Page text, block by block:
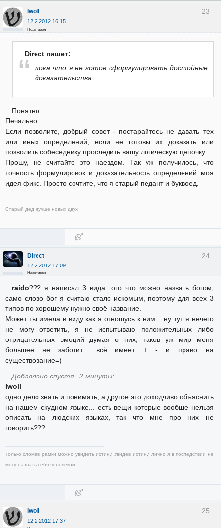
23
Iwoll
12.2.2012 16:15
Неактивен
Direct пишет:
пока что я не готов сформулировать достойные
доказательства
Понятно.
Печально.
Если позволите, добрый совет - постарайтесь не давать тех
или иных определений, если не готовы их доказать или
позволить собеседнику проследить вашу логическую цепочку.
Прошу, не считайте это наездом. Так уж получилось, что
точность формулировок и доказательность определений моя
идея фикс. Просто сочтите, что я старый педант и буквоед.
Старый дед лучше новых двух
24
Direct
12.2.2012 17:09
Неактивен
raido??? я написал 3 вида того что можно назвать богом,
само слово бог я считаю стало искомым, поэтому для всех 3
типов по хорошему нужно своё название.
Может ты имела в виду как я отношусь к ним... ну тут я нечего
не могу ответить, я не испытываю положительных либо
отрицательных эмоций думая о них, таков уж мир меня
большее не заботит... всё имеет + - и право на
существование=)
Добавлено спустя 2 минуты:
Iwoll
одно дело знать и понимать, а другое это доходчиво объяснить
на нашем скудном языке... есть вещи которые вообще нельзя
описать на людских языках, так что мне про них не
говорить???
Только сломав рамки можно увидеть истину. Увидев истину, лично я в последствии не
могу назвать себя человеком.
25
Iwoll
12.2.2012 17:37